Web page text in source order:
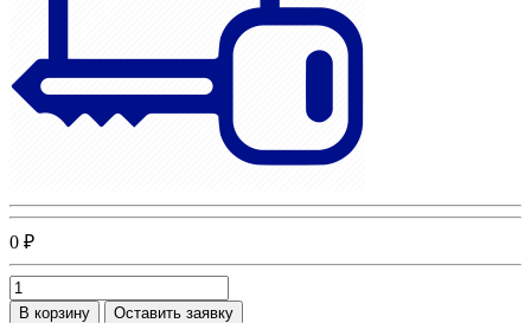
0 ₽
В корзину Оставить заявку